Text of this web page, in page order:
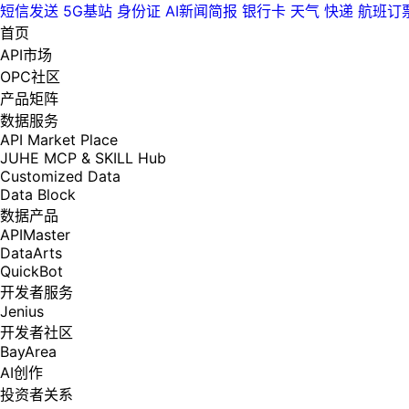
短信发送 5G基站 身份证 AI新闻简报 银行卡 天气 快递 航班订
首页
API市场
OPC社区
产品矩阵
数据服务
API Market Place
JUHE MCP & SKILL Hub
Customized Data
Data Block
数据产品
APIMaster
DataArts
QuickBot
开发者服务
Jenius
开发者社区
BayArea
AI创作
投资者关系